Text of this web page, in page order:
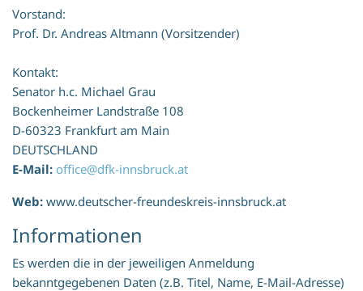
Vorstand:
Prof. Dr. Andreas Altmann (Vorsitzender)
Kontakt:
Senator h.c. Michael Grau
Bockenheimer Landstraße 108
D-60323 Frankfurt am Main
DEUTSCHLAND
E-Mail: office@dfk-innsbruck.at
Web: www.deutscher-freundeskreis-innsbruck.at
Informationen
Es werden die in der jeweiligen Anmeldung
bekanntgegebenen Daten (z.B. Titel, Name, E-Mail-Adresse)